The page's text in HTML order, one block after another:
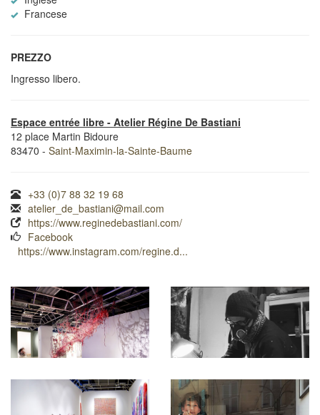
Francese
PREZZO
Ingresso libero.
Espace entrée libre - Atelier Régine De Bastiani
12 place Martin Bidoure
83470 - Saint-Maximin-la-Sainte-Baume
+33 (0)7 88 32 19 68
atelier_de_bastiani@mail.com
https://www.reginedebastiani.com/
Facebook
https://www.instagram.com/regine.d...